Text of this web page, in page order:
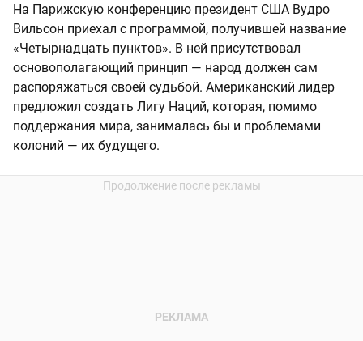
На Парижскую конференцию президент США Вудро
Вильсон приехал с программой, получившей название
«Четырнадцать пунктов». В ней присутствовал
основополагающий принцип — народ должен сам
распоряжаться своей судьбой. Американский лидер
предложил создать Лигу Наций, которая, помимо
поддержания мира, занималась бы и проблемами
колоний — их будущего.